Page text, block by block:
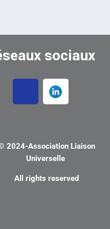
sociaux
2024-Association Liaison
Universelle
All rights reserved